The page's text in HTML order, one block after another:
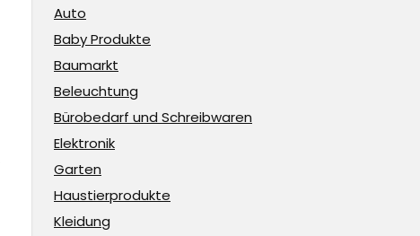
Auto
Baby Produkte
Baumarkt
Beleuchtung
Bürobedarf und Schreibwaren
Elektronik
Garten
Haustierprodukte
Kleidung